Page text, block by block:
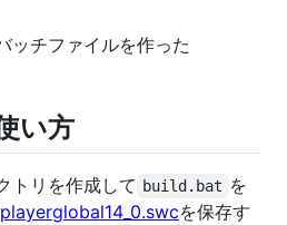
ッチファイルを作った
い方
トリを作成して build.bat を
playerglobal14_0.swcを保存す